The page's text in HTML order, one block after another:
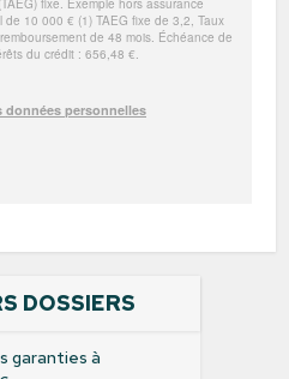
DOSSIERS
garanties à